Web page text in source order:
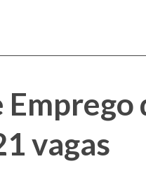
vagas